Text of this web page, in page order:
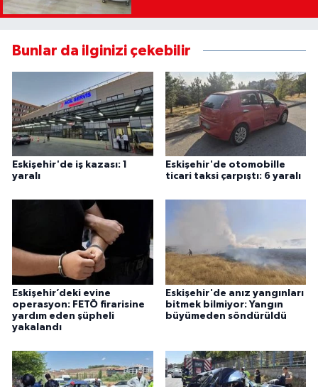
Bunlar da ilginizi çekebilir
Eskişehir'de iş kazası: 1
yaralı
Eskişehir'de otomobille
ticari taksi çarpıştı: 6 yaralı
Eskişehir’deki evine
operasyon: FETÖ firarisine
yardım eden şüpheli
yakalandı
Eskişehir'de anız yangınları
bitmek bilmiyor: Yangın
büyümeden söndürüldü